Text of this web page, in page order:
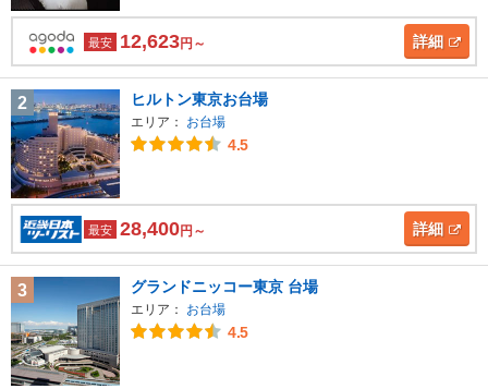
最安 12,623円～ 詳細
2 ヒルトン東京お台場
エリア： お台場
4.5
最安 28,400円～ 詳細
3 グランドニッコー東京 台場
エリア： お台場
4.5